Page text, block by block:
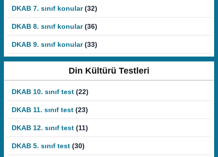
DKAB 7. sınıf konular (32)
DKAB 8. sınıf konular (36)
DKAB 9. sınıf konular (33)
Din Kültürü Testleri
DKAB 10. sınıf test (22)
DKAB 11. sınıf test (23)
DKAB 12. sınıf test (11)
DKAB 5. sınıf test (30)